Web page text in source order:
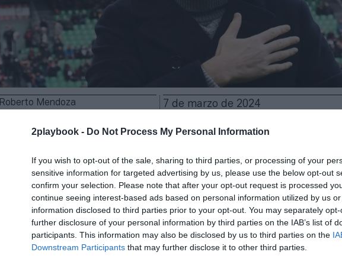
2playbook - Do Not Process My Personal Information
If you wish to opt-out of the sale, sharing to third parties, or processing of your
sensitive information for targeted advertising by us, please use the below opt-out
confirm your selection. Please note that after your opt-out request is processed
continue seeing interest-based ads based on personal information utilized by us
information disclosed to third parties prior to your opt-out. You may separately
further disclosure of your personal information by third parties on the IAB’s list of
participants. This information may also be disclosed by us to third parties on the
Downstream Participants that may further disclose it to other third parties.
Roberto Mendoza 7 de marzo de 2024
Guardar
Ivan Gazidis hace las Américas tras su larga trayectoria en Europa.
consejero delegado del Arsenal FC y, más recientemente, del AC
incorporado al holding canadienseKilmer Sports Ventures, un
fondo especializado en deporte y que posee el 25% de Maple Leaf
Entertainment (Mlse), el grupo propietario de la franquicia de la
Toronto FC de la MLS y de los Toronto Maple Leafs de la NHL,